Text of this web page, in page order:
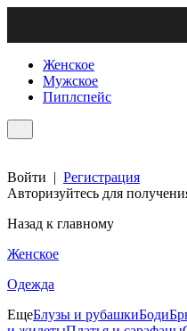
Женское
Мужское
Пиплспейс
Войти | Регистрация
Авторизуйтесь для
Назад к главному
Женское
Одежда
ЕщеБлузы и рубашкиБоди